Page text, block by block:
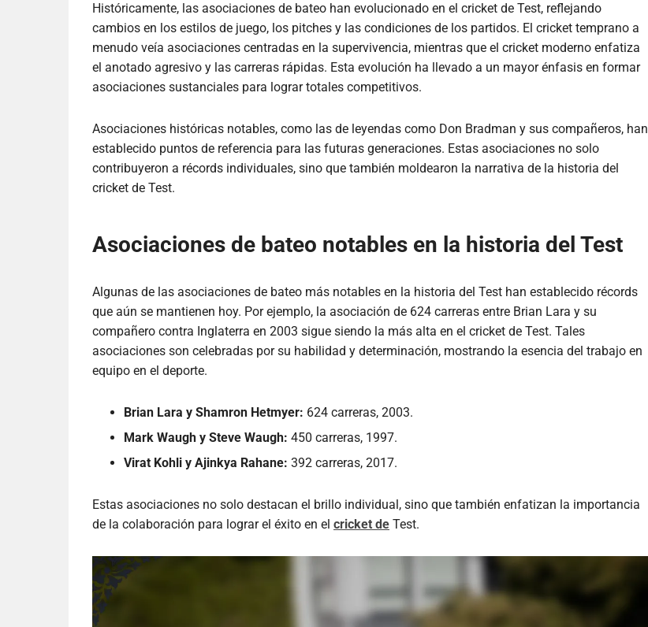
Históricamente, las asociaciones de bateo han evolucionado en el cricket de Test, reflejando
cambios en los estilos de juego, los pitches y las condiciones de los partidos. El cricket temprano a
menudo veía asociaciones centradas en la supervivencia, mientras que el cricket moderno enfatiza
el anotado agresivo y las carreras rápidas. Esta evolución ha llevado a un mayor énfasis en formar
asociaciones sustanciales para lograr totales competitivos.
Asociaciones históricas notables, como las de leyendas como Don Bradman y sus compañeros, han
establecido puntos de referencia para las futuras generaciones. Estas asociaciones no solo
contribuyeron a récords individuales, sino que también moldearon la narrativa de la historia del
cricket de Test.
Asociaciones de bateo notables en la historia del Test
Algunas de las asociaciones de bateo más notables en la historia del Test han establecido récords
que aún se mantienen hoy. Por ejemplo, la asociación de 624 carreras entre Brian Lara y su
compañero contra Inglaterra en 2003 sigue siendo la más alta en el cricket de Test. Tales
asociaciones son celebradas por su habilidad y determinación, mostrando la esencia del trabajo en
equipo en el deporte.
Brian Lara y Shamron Hetmyer: 624 carreras, 2003.
Mark Waugh y Steve Waugh: 450 carreras, 1997.
Virat Kohli y Ajinkya Rahane: 392 carreras, 2017.
Estas asociaciones no solo destacan el brillo individual, sino que también enfatizan la importancia
de la colaboración para lograr el éxito en el cricket de Test.